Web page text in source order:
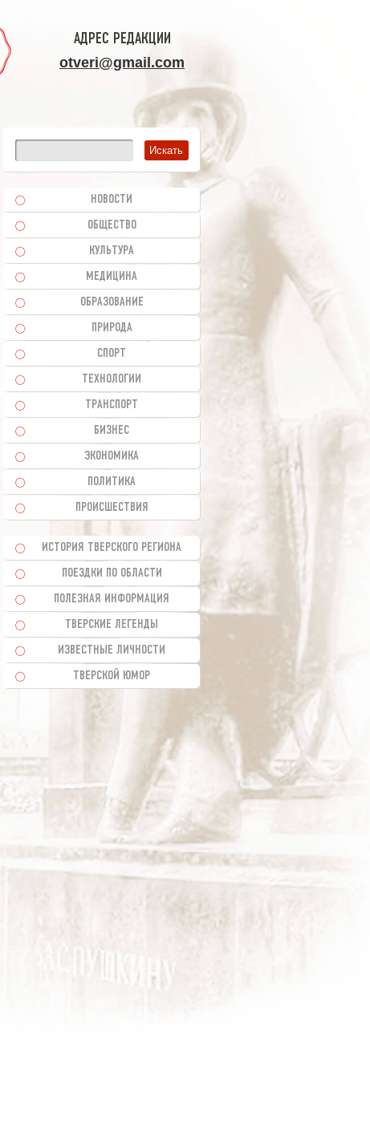
АДРЕС РЕДАКЦИИ
otveri@gmail.com
НОВОСТИ
ОБЩЕСТВО
КУЛЬТУРА
МЕДИЦИНА
ОБРАЗОВАНИЕ
ПРИРОДА
СПОРТ
ТЕХНОЛОГИИ
ТРАНСПОРТ
БИЗНЕС
ЭКОНОМИКА
ПОЛИТИКА
ПРОИСШЕСТВИЯ
ИСТОРИЯ ТВЕРСКОГО РЕГИОНА
ПОЕЗДКИ ПО ОБЛАСТИ
ПОЛЕЗНАЯ ИНФОРМАЦИЯ
ТВЕРСКИЕ ЛЕГЕНДЫ
ИЗВЕСТНЫЕ ЛИЧНОСТИ
ТВЕРСКОЙ ЮМОР